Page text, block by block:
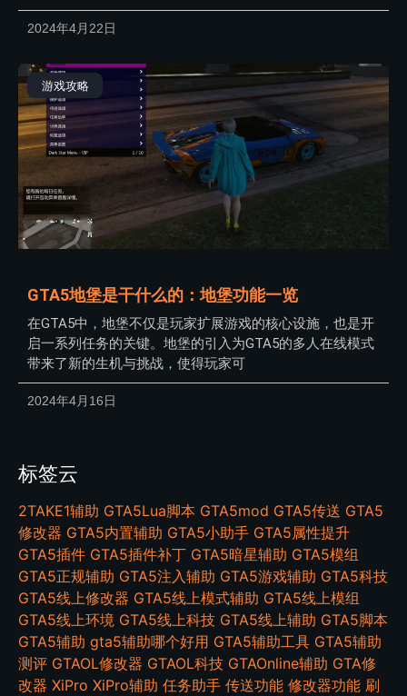
2024年4月22日
游戏攻略
GTA5地堡是干什么的：地堡功能一览
在GTA5中，地堡不仅是玩家扩展游戏的核心设施，也是开
启一系列任务的关键。地堡的引入为GTA5的多人在线模式
带来了新的生机与挑战，使得玩家可
2024年4月16日
标签云
2TAKE1辅助 GTA5Lua脚本 GTA5mod GTA5传送 GTA5
修改器 GTA5内置辅助 GTA5小助手 GTA5属性提升
GTA5插件 GTA5插件补丁 GTA5暗星辅助 GTA5模组
GTA5正规辅助 GTA5注入辅助 GTA5游戏辅助 GTA5科技
GTA5线上修改器 GTA5线上模式辅助 GTA5线上模组
GTA5线上环境 GTA5线上科技 GTA5线上辅助 GTA5脚本
GTA5辅助 gta5辅助哪个好用 GTA5辅助工具 GTA5辅助
测评 GTAOL修改器 GTAOL科技 GTAOnline辅助 GTA修
改器 XiPro XiPro辅助 任务助手 传送功能 修改器功能 刷